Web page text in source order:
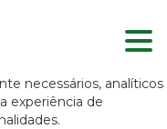
de
necessários, analíticos
experiência de